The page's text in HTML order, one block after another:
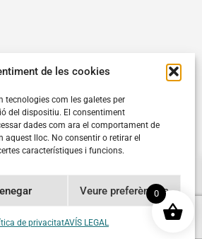
de les cookies
tecnologies com les galetes per
del dispositiu. El consentiment
dades com ara el comportament de
lloc. No consentir o retirar el
característiques i funcions.
Veure preferències
de privacitatAVÍS LEGAL
0